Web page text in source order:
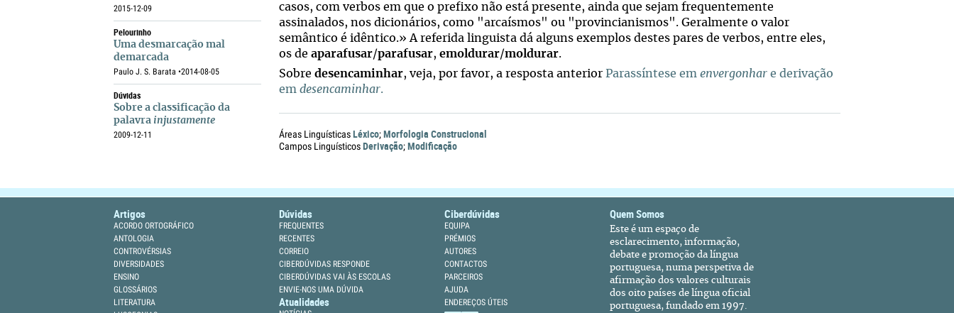
2015-12-09
Pelourinho
Uma desmarcação mal
demarcada
Paulo J. S. Barata •2014-08-05
Dúvidas
Sobre a classificação da
palavra injustamente
2009-12-11
casos, com verbos em que o prefixo não está presente, ainda que sejam frequentemente
assinalados, nos dicionários, como "arcaísmos" ou "provincianismos". Geralmente o valor
semântico é idêntico.» A referida linguista dá alguns exemplos destes pares de verbos, entre eles,
os de aparafusar/parafusar, emoldurar/moldurar.
Sobre desencaminhar, veja, por favor, a resposta anterior Parassíntese em envergonhar e derivação
em desencaminhar.
Áreas LinguísticasLéxico;Morfologia Construcional
Campos LinguísticosDerivação;Modificação
Artigos
ACORDO ORTOGRÁFICO
ANTOLOGIA
CONTROVÉRSIAS
DIVERSIDADES
ENSINO
GLOSSÁRIOS
LITERATURA
Dúvidas
FREQUENTES
RECENTES
CORREIO
CIBERDÚVIDAS RESPONDE
CIBERDÚVIDAS VAI ÀS ESCOLAS
ENVIE-NOS UMA DÚVIDA
Atualidades
Ciberdúvidas
EQUIPA
PRÉMIOS
AUTORES
CONTACTOS
PARCEIROS
AJUDA
ENDEREÇOS ÚTEIS
Quem Somos
Este é um espaço de
esclarecimento, informação,
debate e promoção da língua
portuguesa, numa perspetiva de
afirmação dos valores culturais
dos oito países de língua oficial
portuguesa, fundado em 1997.